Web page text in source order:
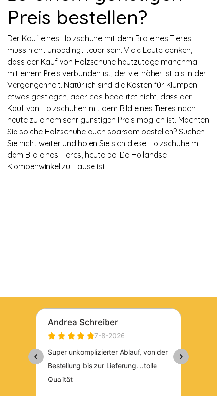
Preis bestellen?
Der Kauf eines Holzschuhe mit dem Bild eines Tieres
muss nicht unbedingt teuer sein. Viele Leute denken,
dass der Kauf von Holzschuhe heutzutage manchmal
mit einem Preis verbunden ist, der viel höher ist als in der
Vergangenheit. Natürlich sind die Kosten für Klumpen
etwas gestiegen, aber das bedeutet nicht, dass der
Kauf von Holzschuhen mit dem Bild eines Tieres noch
heute zu einem sehr günstigen Preis möglich ist. Möchten
Sie solche Holzschuhe auch sparsam bestellen? Suchen
Sie nicht weiter und holen Sie sich diese Holzschuhe mit
dem Bild eines Tieres, heute bei De Hollandse
Klompenwinkel zu Hause ist!